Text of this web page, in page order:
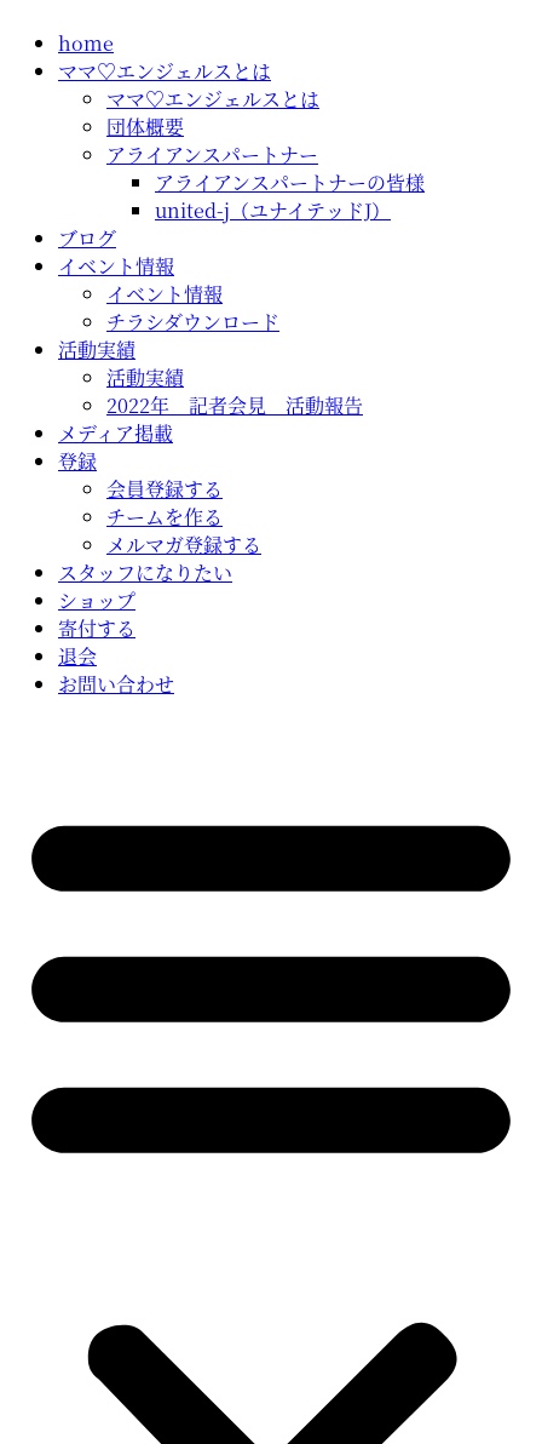
home
ママ♡エンジェルスとは
ママ♡エンジェルスとは
団体概要
アライアンスパートナー
アライアンスパートナーの皆様
united-j（ユナイテッドJ）
ブログ
イベント情報
イベント情報
チラシダウンロード
活動実績
活動実績
2022年 記者会見 活動報告
メディア掲載
登録
会員登録する
チームを作る
メルマガ登録する
スタッフになりたい
ショップ
寄付する
退会
お問い合わせ